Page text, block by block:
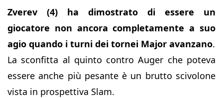
Zverev (4) ha dimostrato di essere un
giocatore non ancora completamente a suo
agio quando i turni dei tornei Major avanzano.
La sconfitta al quinto contro Auger che poteva
essere anche più pesante è un brutto scivolone
vista in prospettiva Slam.